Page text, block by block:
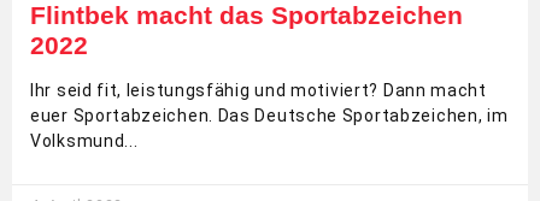
Flintbek macht das Sportabzeichen
2022
Ihr seid fit, leistungsfähig und motiviert? Dann macht
euer Sportabzeichen. Das Deutsche Sportabzeichen, im
Volksmund